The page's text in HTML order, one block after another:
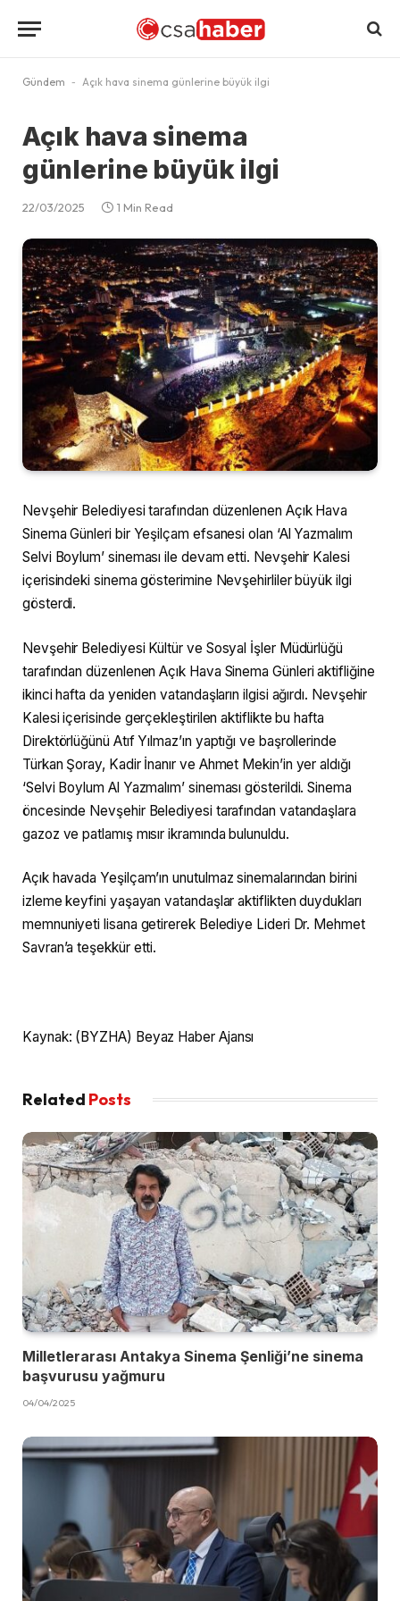
Gündem - Açık hava sinema günlerine büyük ilgi
Açık hava sinema
günlerine büyük ilgi
22/03/2025 1 Min Read
Nevşehir Belediyesi tarafından düzenlenen Açık Hava
Sinema Günleri bir Yeşilçam efsanesi olan ‘Al Yazmalım
Selvi Boylum’ sineması ile devam etti. Nevşehir Kalesi
içerisindeki sinema gösterimine Nevşehirliler büyük ilgi
gösterdi.
Nevşehir Belediyesi Kültür ve Sosyal İşler Müdürlüğü
tarafından düzenlenen Açık Hava Sinema Günleri aktifliğine
ikinci hafta da yeniden vatandaşların ilgisi ağırdı. Nevşehir
Kalesi içerisinde gerçekleştirilen aktiflikte bu hafta
Direktörlüğünü Atıf Yılmaz’ın yaptığı ve başrollerinde
Türkan Şoray, Kadir İnanır ve Ahmet Mekin’in yer aldığı
‘Selvi Boylum Al Yazmalım’ sineması gösterildi. Sinema
öncesinde Nevşehir Belediyesi tarafından vatandaşlara
gazoz ve patlamış mısır ikramında bulunuldu.
Açık havada Yeşilçam’ın unutulmaz sinemalarından birini
izleme keyfini yaşayan vatandaşlar aktiflikten duydukları
memnuniyeti lisana getirerek Belediye Lideri Dr. Mehmet
Savran’a teşekkür etti.
Kaynak: (BYZHA) Beyaz Haber Ajansı
Related Posts
Milletlerarası Antakya Sinema Şenliği’ne sinema
başvurusu yağmuru
04/04/2025